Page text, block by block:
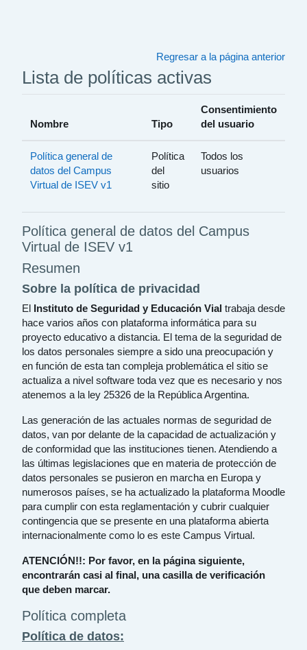
Regresar a la página anterior
Lista de políticas activas
Nombre Tipo
Consentimiento
del usuario
Política general de
datos del Campus
Virtual de ISEV v1
Política
del
sitio
Todos los
usuarios
Política general de datos del Campus
Virtual de ISEV v1
Resumen
Sobre la política de privacidad
El Instituto de Seguridad y Educación Vial trabaja desde
hace varios años con plataforma informática para su
proyecto educativo a distancia. El tema de la seguridad de
los datos personales siempre a sido una preocupación y
en función de esta tan compleja problemática el sitio se
actualiza a nivel software toda vez que es necesario y nos
atenemos a la ley 25326 de la República Argentina.
Las generación de las actuales normas de seguridad de
datos, van por delante de la capacidad de actualización y
de conformidad que las instituciones tienen. Atendiendo a
las últimas legislaciones que en materia de protección de
datos personales se pusieron en marcha en Europa y
numerosos países, se ha actualizado la plataforma Moodle
para cumplir con esta reglamentación y cubrir cualquier
contingencia que se presente en una plataforma abierta
internacionalmente como lo es este Campus Virtual.
ATENCIÓN!!: Por favor, en la página siguiente,
encontrarán casi al final, una casilla de verificación
que deben marcar.
Política completa
Política de datos: